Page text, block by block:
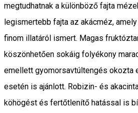
megtudhatnak a különböző fajta
legismertebb fajta az akácméz,
finom illatáról ismert. Magas
köszönhetően sokáig folyékony
emellett gyomorsavtúltengés okozta
esetén is ajánlott. Robizin- és
köhögést és fertőtlenítő hatással is